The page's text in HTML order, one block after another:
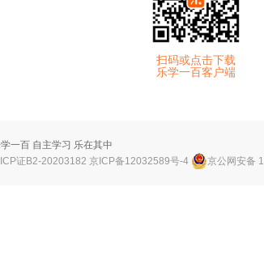
扫码或点击下载
乐学一百客户端
一百 自主学习 乐在其中
证B2-20203182 京ICP备12032589号-4 京公网安备